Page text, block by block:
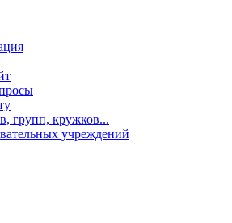
групп, кружков...
учреждений